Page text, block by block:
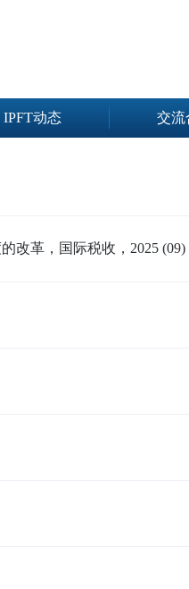
IPFT动态 交流
改革，国际税收，2025 (09)